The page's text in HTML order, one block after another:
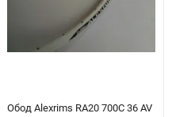
Обод Alexrims RA20 700C 36 AV